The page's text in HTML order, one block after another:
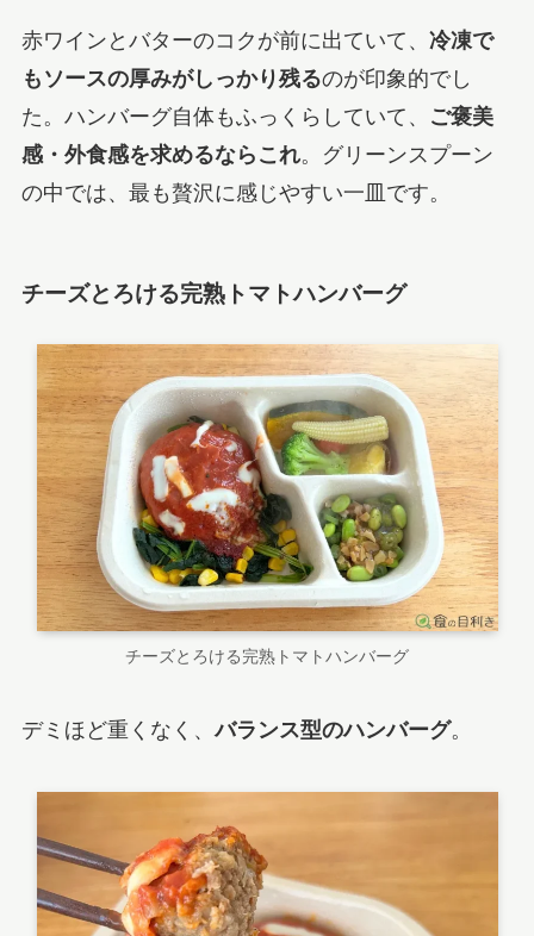
赤ワインとバターのコクが前に出ていて、 冷凍で
もソースの厚みがしっかり残るのが印象的でし
た。ハンバーグ自体もふっくらしていて、
ご褒美
感・外食感を求めるならこれ。グリーンスプーン
の中では、最も贅沢に感じやすい一皿です。
チーズとろける完熟トマトハンバーグ
チーズとろける完熟トマトハンバーグ
デミほど重くなく、バランス型のハンバーグ。